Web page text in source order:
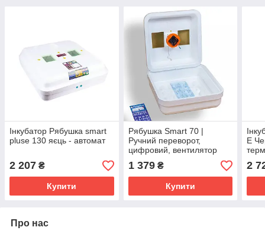
Інкубатор Рябушка smart
pluse 130 яєць - автомат
2 207 ₴
Купити
Рябушка Smart 70 |
Ручний переворот,
цифровий, вентилятор
1 379₴
Купити
Е
2
Про нас